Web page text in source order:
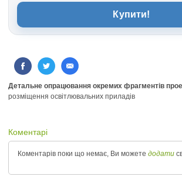
Купити!
Детальне опрацювання окремих фрагментів
розміщення освітлювальних приладів
Коментарі
Коментарів поки що немає, Ви можете додати